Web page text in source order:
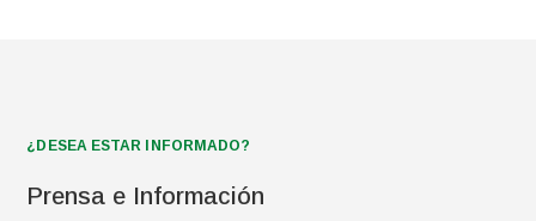
¿DESEA ESTAR INFORMADO?
Prensa e Información